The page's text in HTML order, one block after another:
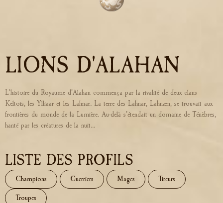
LIONS D'ALAHAN
L’histoire du Royaume d’Alahan commença par la rivalité de deux clans
Keltois, les Ylliaar et les Lahnar. La terre des Lahnar, Lahnæn, se trouvait aux
frontières du monde de la Lumière. Au-delà s’étendait un domaine de Ténèbres,
hanté par les créatures de la nuit...
LISTE DES PROFILS
Champions Guerriers Mages
Tireurs
Troupes